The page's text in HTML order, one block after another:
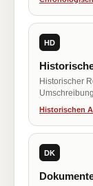
HD
Historischer
Historischen
DK